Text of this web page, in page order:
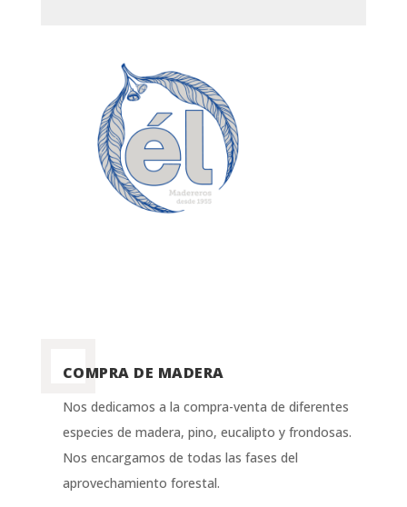
COMPRA DE MADERA
Nos dedicamos a la compra-venta de diferentes
especies de madera, pino, eucalipto y frondosas.
Nos encargamos de todas las fases del
aprovechamiento forestal.